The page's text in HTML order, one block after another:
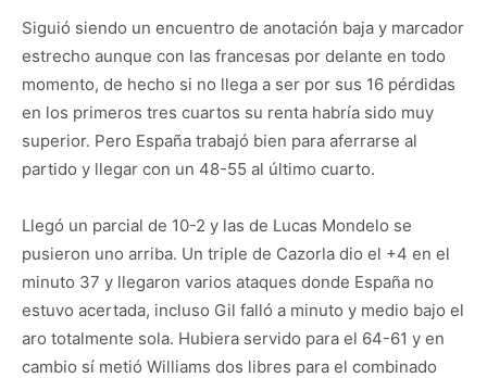
Siguió siendo un encuentro de anotación baja y marcador
estrecho aunque con las francesas por delante en todo
momento, de hecho si no llega a ser por sus 16 pérdidas
en los primeros tres cuartos su renta habría sido muy
superior. Pero España trabajó bien para aferrarse al
partido y llegar con un 48-55 al último cuarto.
Llegó un parcial de 10-2 y las de Lucas Mondelo se
pusieron uno arriba. Un triple de Cazorla dio el +4 en el
minuto 37 y llegaron varios ataques donde España no
estuvo acertada, incluso Gil falló a minuto y medio bajo el
aro totalmente sola. Hubiera servido para el 64-61 y en
cambio sí metió Williams dos libres para el combinado